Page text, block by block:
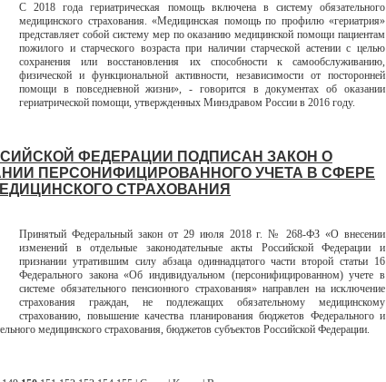
С 2018 года гериатрическая помощь включена в систему обязательного
медицинского страхования. «Медицинская помощь по профилю «гериатрия»
представляет собой систему мер по оказанию медицинской помощи пациентам
пожилого и старческого возраста при наличии старческой астении с целью
сохранения или восстановления их способности к самообслуживанию,
физической и функциональной активности, независимости от посторонней
помощи в повседневной жизни», - говорится в документах об оказании
гериатрической помощи, утвержденных Минздравом России в 2016 году.
ФЕДЕРАЦИИ ПОДПИСАН ЗАКОН О
ПЕРСОНИФИЦИРОВАННОГО УЧЕТА В СФЕРЕ
СТРАХОВАНИЯ
Принятый Федеральный закон от 29 июля 2018 г. № 268-ФЗ «О внесении
изменений в отдельные законодательные акты Российской Федерации и
признании утратившим силу абзаца одиннадцатого части второй статьи 16
Федерального закона «Об индивидуальном (персонифицированном) учете в
системе обязательного пенсионного страхования» направлен на исключение
страхования граждан, не подлежащих обязательному медицинскому
страхованию, повышение качества планирования бюджетов Федерального и
медицинского страхования, бюджетов субъектов Российской Федерации.